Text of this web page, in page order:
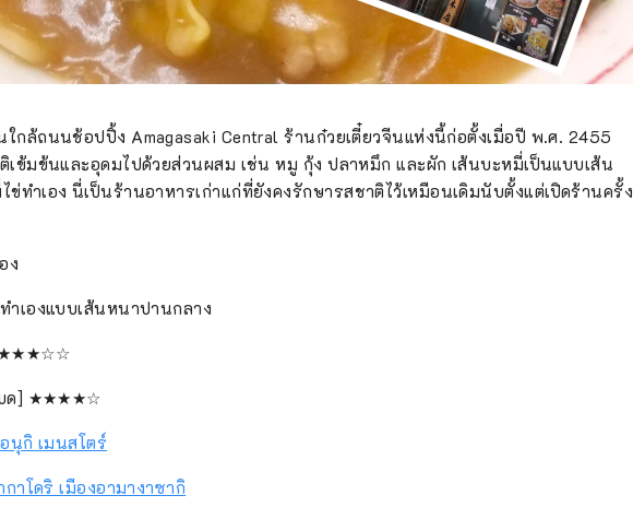
กล้ถนนช้อปปิ้ง Amagasaki Central ร้านก๋วยเตี๋ยวจีนแห่งนี้ก่อตั้งเมื่อปี พ.ศ. 2455
เข้มข้นและอุดมไปด้วยส่วนผสม เช่น หมู กุ้ง ปลาหมึก และผัก เส้นบะหมี่เป็นแบบเส้น
ทำเอง นี่เป็นร้านอาหารเก่าแก่ที่ยังคงรักษารสชาติไว้เหมือนเดิมนับตั้งแต่เปิดร้านครั้ง
ง
ำเองแบบเส้นหนาปานกลาง
★★★☆☆
บด] ★★★★☆
นุกิ เมนสโตร์
าโดริ เมืองอามางาซากิ